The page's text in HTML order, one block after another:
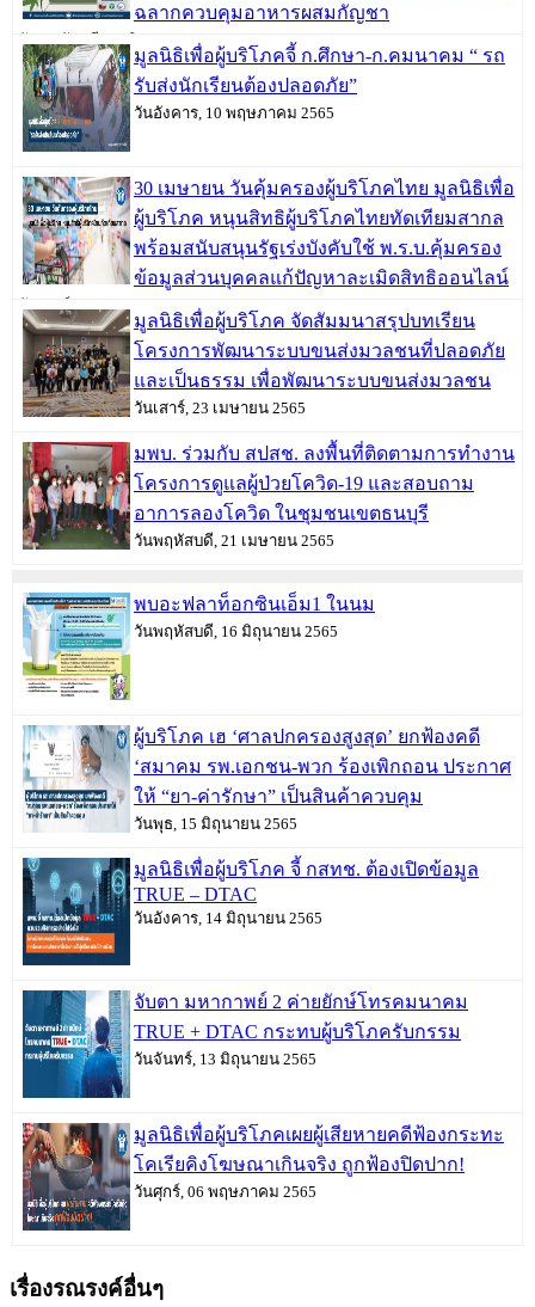
ฉลากควบคุมอาหารผสมกัญชา
วันพฤหัสบดี, 09 มิถุนายน 2565
มูลนิธิเพื่อผู้บริโภคจี้ ก.ศึกษา-ก.คมนาคม “ รถ
รับส่งนักเรียนต้องปลอดภัย”
วันอังคาร, 10 พฤษภาคม 2565
30 เมษายน วันคุ้มครองผู้บริโภคไทย มูลนิธิเพื่อ
ผู้บริโภค หนุนสิทธิผู้บริโภคไทยทัดเทียมสากล
พร้อมสนับสนุนรัฐเร่งบังคับใช้ พ.ร.บ.คุ้มครอง
ข้อมูลส่วนบุคคลแก้ปัญหาละเมิดสิทธิออนไลน์
มูลนิธิเพื่อผู้บริโภค จัดสัมมนาสรุปบทเรียน
โครงการพัฒนาระบบขนส่งมวลชนที่ปลอดภัย
และเป็นธรรม เพื่อพัฒนาระบบขนส่งมวลชน
วันเสาร์, 23 เมษายน 2565
มพบ. ร่วมกับ สปสช. ลงพื้นที่ติดตามการทำงาน
โครงการดูแลผู้ป่วยโควิด-19 และสอบถาม
อาการลองโควิด ในชุมชนเขตธนบุรี
วันพฤหัสบดี, 21 เมษายน 2565
พบอะฟลาท็อกซินเอ็ม1 ในนม
วันพฤหัสบดี, 16 มิถุนายน 2565
ผู้บริโภค เฮ ‘ศาลปกครองสูงสุด’ ยกฟ้องคดี
‘สมาคม รพ.เอกชน-พวก ร้องเพิกถอน ประกาศ
ให้ “ยา-ค่ารักษา” เป็นสินค้าควบคุม
วันพุธ, 15 มิถุนายน 2565
มูลนิธิเพื่อผู้บริโภค จี้ กสทช. ต้องเปิดข้อมูล
TRUE – DTAC
วันอังคาร, 14 มิถุนายน 2565
จับตา มหากาพย์ 2 ค่ายยักษ์โทรคมนาคม
TRUE + DTAC กระทบผู้บริโภครับกรรม
วันจันทร์, 13 มิถุนายน 2565
มูลนิธิเพื่อผู้บริโภคเผยผู้เสียหายคดีฟ้องกระทะ
โคเรียคิงโฆษณาเกินจริง ถูกฟ้องปิดปาก!
วันศุกร์, 06 พฤษภาคม 2565
เรื่องรณรงค์อื่นๆ